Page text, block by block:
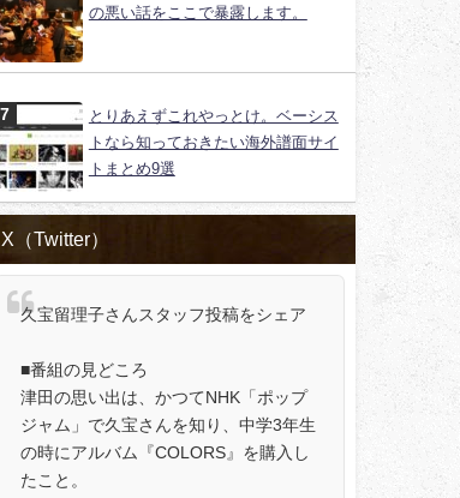
の悪い話をここで暴露します。
とりあえずこれやっとけ。ベーシス
トなら知っておきたい海外譜面サイ
トまとめ9選
X（Twitter）
久宝留理子さんスタッフ投稿をシェア
■番組の見どころ
津田の思い出は、かつてNHK「ポップ
ジャム」で久宝さんを知り、中学3年生
の時にアルバム『COLORS』を購入し
たこと。